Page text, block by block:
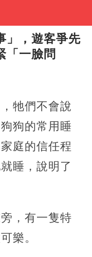
」，遊客爭先
「一臉問
牠們不會說
狗的常用睡
庭的信任程
睡，說明了
，有一隻特
樂。